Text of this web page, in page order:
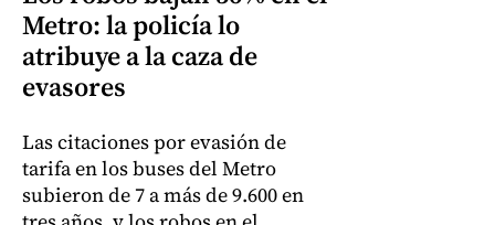
Metro: la policía lo
atribuye a la caza de
evasores
Las citaciones por evasión de
tarifa en los buses del Metro
subieron de 7 a más de 9.600 en